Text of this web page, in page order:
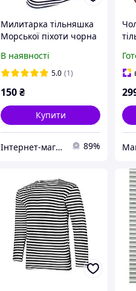
Милитарка тільняшка
Морської піхоти чорна
В наявності
5.0 (1)
150₴
Купити
Інтернет-магазин "Мілітарка Воєнторг" 89%